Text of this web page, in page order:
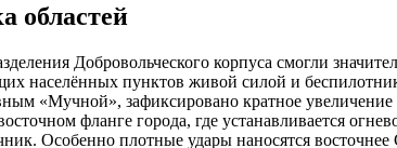
областей
Добровольческого корпуса смогли
населённых пунктов живой силой и
«Мучной», зафиксировано кратное
фланге города, где устанавливается
Особенно плотные удары наносятся